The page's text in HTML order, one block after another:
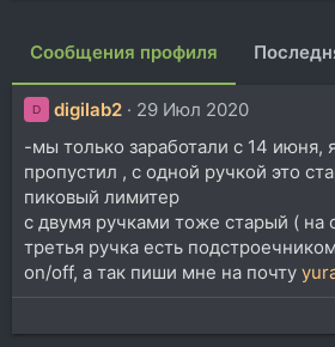
Сообщения профиля
D digilab2
29 Июл 2020
-мы только заработали с 14 июня,
пропустил , с одной ручкой это
пиковый лимитер
с двумя ручками тоже старый ( на
третья ручка есть
оn/off, а так пиши мне на почту